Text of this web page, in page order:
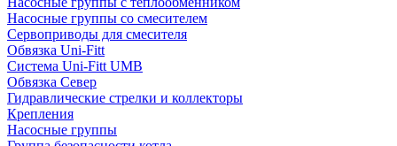
Насосные группы со смесителем
Сервоприводы для смесителя
Обвязка Uni-Fitt
Система Uni-Fitt UMB
Обвязка Север
Гидравлические стрелки и коллекторы
Крепления
Насосные группы